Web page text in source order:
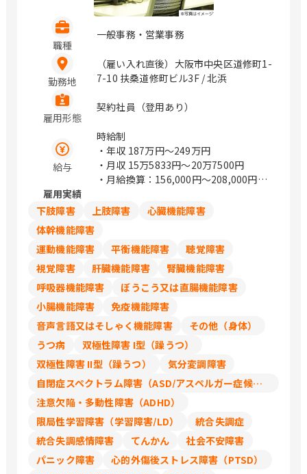
職種
一般事務・営業事務
勤務地
（雇い入れ直後）大阪市中央区道修町1-
7-10 扶桑道修町ビル3F / 北浜
雇用形態
契約社員（登用あり）
給与
時給制
・年収 187万円〜249万円
・月収 15万5833円〜20万7500円
・月給換算：156,000円～208,000円
・年収、月給は週30～40時間働いた場
雇用実績
下肢障害
上肢障害
心臓機能障害
体幹機能障害
運動機能障害
平衡機能障害
聴覚障害
視覚障害
肝臓機能障害
腎臓機能障害
呼吸器機能障害
ぼうこう又は直腸機能障害
小腸機能障害
免疫機能障害
音声言語又はそしゃく機能障害
その他（身体）
うつ病
双極性障害 I型（躁うつ）
双極性障害 II型（躁うつ）
気分変調障害
自閉症スペクトラム障害（ASD/アスペルガー症候群/広汎性発達障害）
注意欠陥・多動性障害（ADHD）
限局性学習障害（学習障害/LD）
統合失調症
統合失調感情障害
てんかん
社会不安障害
パニック障害
心的外傷後ストレス障害（PTSD）